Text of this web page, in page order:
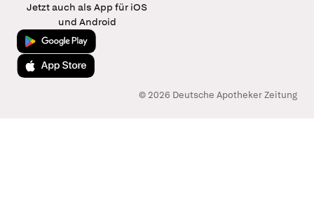
Jetzt auch als App für iOS
und Android
Jetzt bei Google Play
Laden im App Store
© 2026 Deutsche Apotheker Zeitung